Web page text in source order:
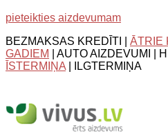
pieteikties aizdevumam
BEZMAKSAS KREDĪTI | ĀTRIE
GADIEM
| AUTO AIZDEVUMI |
ĪSTERMIŅA | ILGTERMIŅA